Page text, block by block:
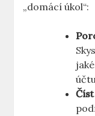
„domácí úkol“: